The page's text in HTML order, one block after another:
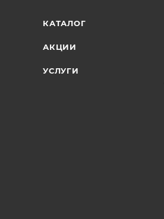
КАТАЛОГ
АКЦИИ
УСЛУГИ